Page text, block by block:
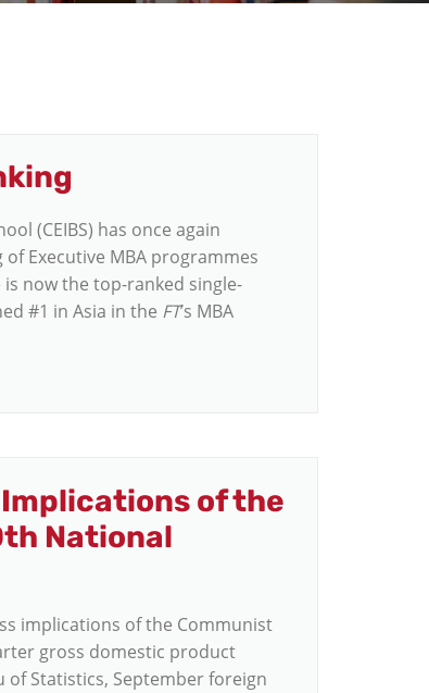
(CEIBS) has once again
Executive MBA programmes
is now the top-ranked single-
#1 in Asia in the FT’s MBA
of the
National
implications of the Communist
gross domestic product
of Statistics, September foreign